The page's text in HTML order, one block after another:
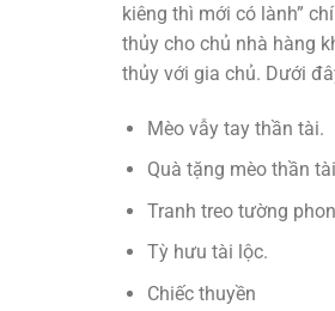
kiêng thì mới có lành”
thủy cho chủ nhà hàng
thủy với gia chủ. Dưới
Mèo vẫy tay thần tài.
Quà tặng mèo thần
Tranh treo tường
Tỳ hưu tài lộc.
Chiếc thuyền